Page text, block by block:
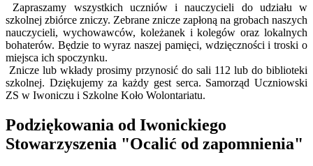
Zapraszamy wszystkich uczniów i nauczycieli do udziału w
szkolnej zbiórce zniczy. Zebrane znicze zapłoną na grobach naszych
nauczycieli, wychowawców, koleżanek i kolegów oraz lokalnych
bohaterów. Będzie to wyraz naszej pamięci, wdzięczności i troski o
miejsca ich spoczynku.
Znicze lub wkłady prosimy przynosić do sali 112 lub do biblioteki
szkolnej. Dziękujemy za każdy gest serca. Samorząd Uczniowski
ZS w Iwoniczu i Szkolne Koło Wolontariatu.
Podziękowania od Iwonickiego
Stowarzyszenia "Ocalić od zapomnienia"